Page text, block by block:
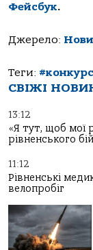
Фейсбук.
Джерело:
Теги: #конкурс
СВІЖІ
13:12
«Я тут, щоб мої
рівненського
11:12
Рівненські
велопробіг